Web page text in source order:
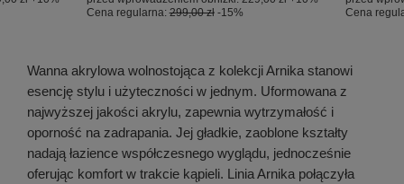
Cena regularna:299,00 zł -15%
Cena
Wanna akrylowa wolnostojąca z kolekcji Arnika stanowi
esencję stylu i użyteczności w jednym. Uformowana z
najwyższej jakości akrylu, zapewnia wytrzymałość i
oporność na zadrapania. Jej gładkie, zaoblone kształty
nadają łazience współczesnego wyglądu, jednocześnie
oferując komfort w trakcie kąpieli. Linia Arnika połączyła